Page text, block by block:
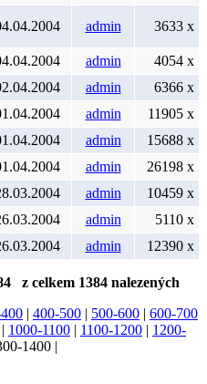
admin 3633 x
admin
4054 x
admin
6366 x
admin
11905 x
admin
15688 x
admin
26198 x
admin
10459 x
admin
5110 x
admin 12390 x
z celkem 1384 nalezených
| 400-500 | 500-600 | 600-700
| 1000-1100 | 1100-1200 | 1200-
1400 |